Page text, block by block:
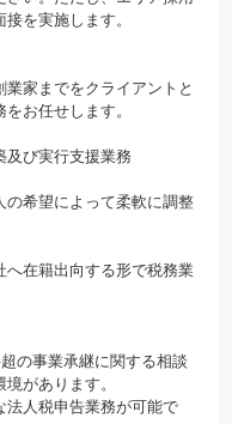
を実施します。
家までをクライアントと
お任せします。
及び実行支援業務
希望によって柔軟に調整
へ在籍出向する形で税務業
の事業承継に関する相談
があります。
法人税申告業務が可能で